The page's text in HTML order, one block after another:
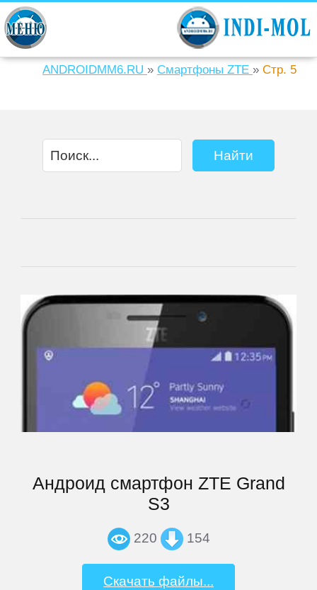
ANDROIDMM6.RU » Смартфоны ZTE » Стр. 5
Андроид смартфон ZTE Grand
S3
220 154
Скачать файлы...